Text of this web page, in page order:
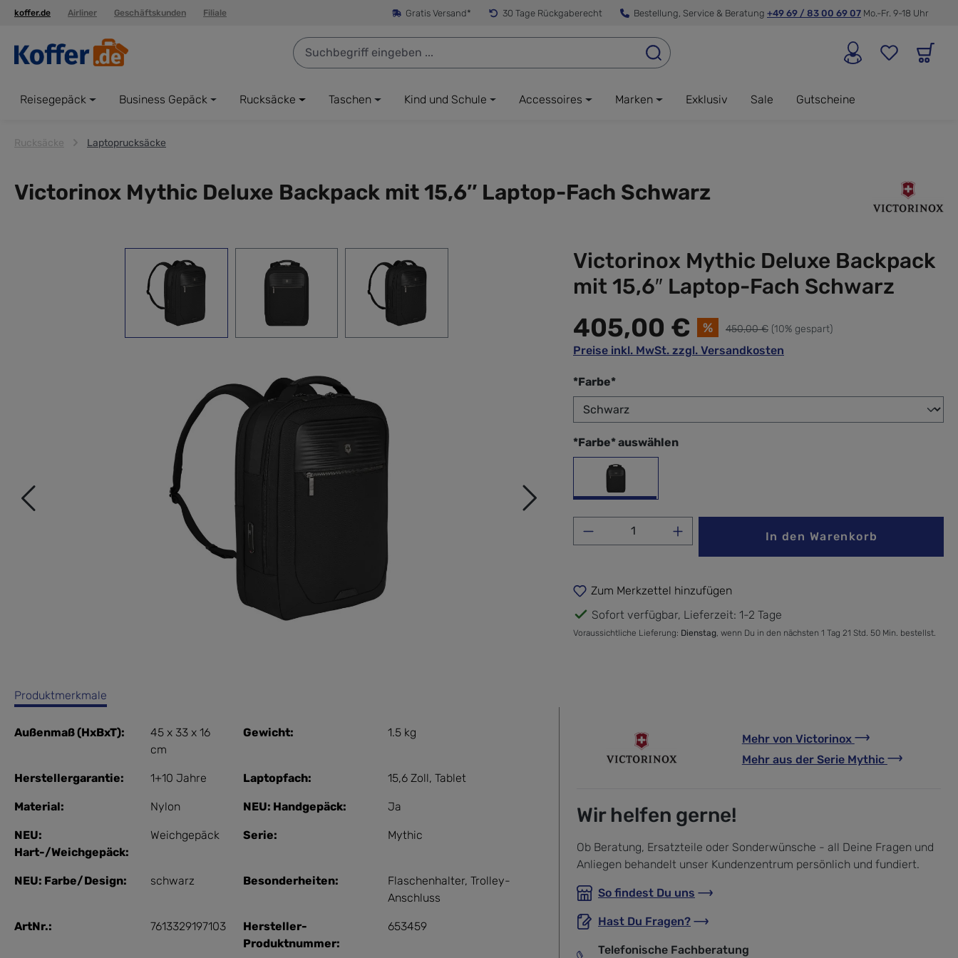
Zur Hauptnavigation springen
koffer.de Airliner Geschäftskunden Filiale Gratis Versand* 30 Tage Rückgaberecht Bestellung, Service & Beratung +49 69 / 83 00 69 07 Mo.-Fr. 9-18 Uhr
Reisegepäck Business Gepäck Rucksäcke Taschen Kind und Schule Accessoires Marken Exklusiv Sale Gutscheine
Rucksäcke Laptoprucksäcke
Victorinox Mythic Deluxe Backpack mit 15,6″ Laptop-Fach Schwarz
Victorinox Mythic Deluxe Backpack
mit 15,6″ Laptop-Fach Schwarz
405,00 € % 450,00 € (10% gespart)
Preise inkl. MwSt. zzgl. Versandkosten
*Farbe*auswählen
*Farbe* auswählen
Produkt Anzahl: Gib den gewünschten Wert ein
In den Warenkorb
Zum Merkzettel hinzufügen
Sofort verfügbar, Lieferzeit: 1-2 Tage
Voraussichtliche Lieferung: Dienstag , wenn Du in den nächsten 1 Tag 21 Std. 50 Min. bestellst.
Produktmerkmale
Außenmaß (HxBxT):
45 x 33 x 16
cm
Gewicht: 1.5 kg
Herstellergarantie: 1+10 Jahre Laptopfach: 15,6 Zoll, Tablet
Material: Nylon NEU: Handgepäck: Ja
NEU:
Hart-/Weichgepäck:
Weichgepäck Serie: Mythic
NEU: Farbe/Design: schwarz Besonderheiten: Flaschenhalter, Trolley-
Anschluss
ArtNr.: 7613329197103
Hersteller-
Produktnummer:
653459
Mehr von Victorinox
Mehr aus der Serie Mythic
Wir helfen gerne!
Ob Beratung, Ersatzteile oder Sonderwünsche - all Deine Fragen und
Anliegen behandelt unser Kundenzentrum persönlich und fundiert.
So findest Du uns
Hast Du Fragen?
Telefonische Fachberatung